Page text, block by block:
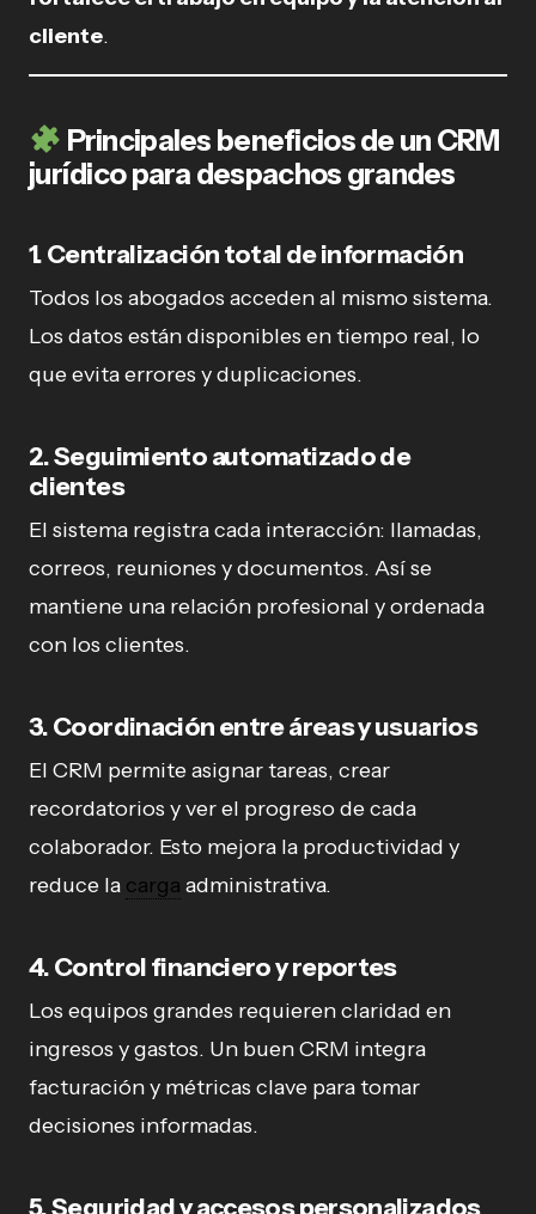
cliente.
Principales beneficios de un CRM
jurídico para despachos grandes
1. Centralización total de información
Todos los abogados acceden al mismo sistema.
Los datos están disponibles en tiempo real, lo
que evita errores y duplicaciones.
2. Seguimiento automatizado de
clientes
El sistema registra cada interacción: llamadas,
correos, reuniones y documentos. Así se
mantiene una relación profesional y ordenada
con los clientes.
3. Coordinación entre áreas y usuarios
El CRM permite asignar tareas, crear
recordatorios y ver el progreso de cada
colaborador. Esto mejora la productividad y
reduce la carga administrativa.
4. Control financiero y reportes
Los equipos grandes requieren claridad en
ingresos y gastos. Un buen CRM integra
facturación y métricas clave para tomar
decisiones informadas.
5. Seguridad y accesos personalizados